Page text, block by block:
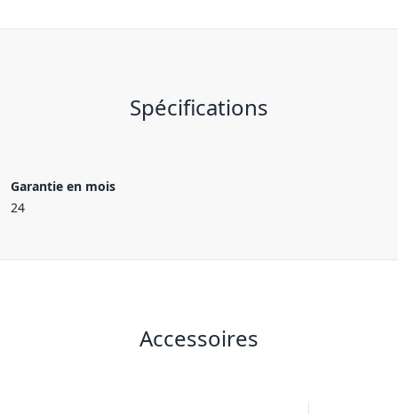
Spécifications
Garantie en mois
24
Accessoires